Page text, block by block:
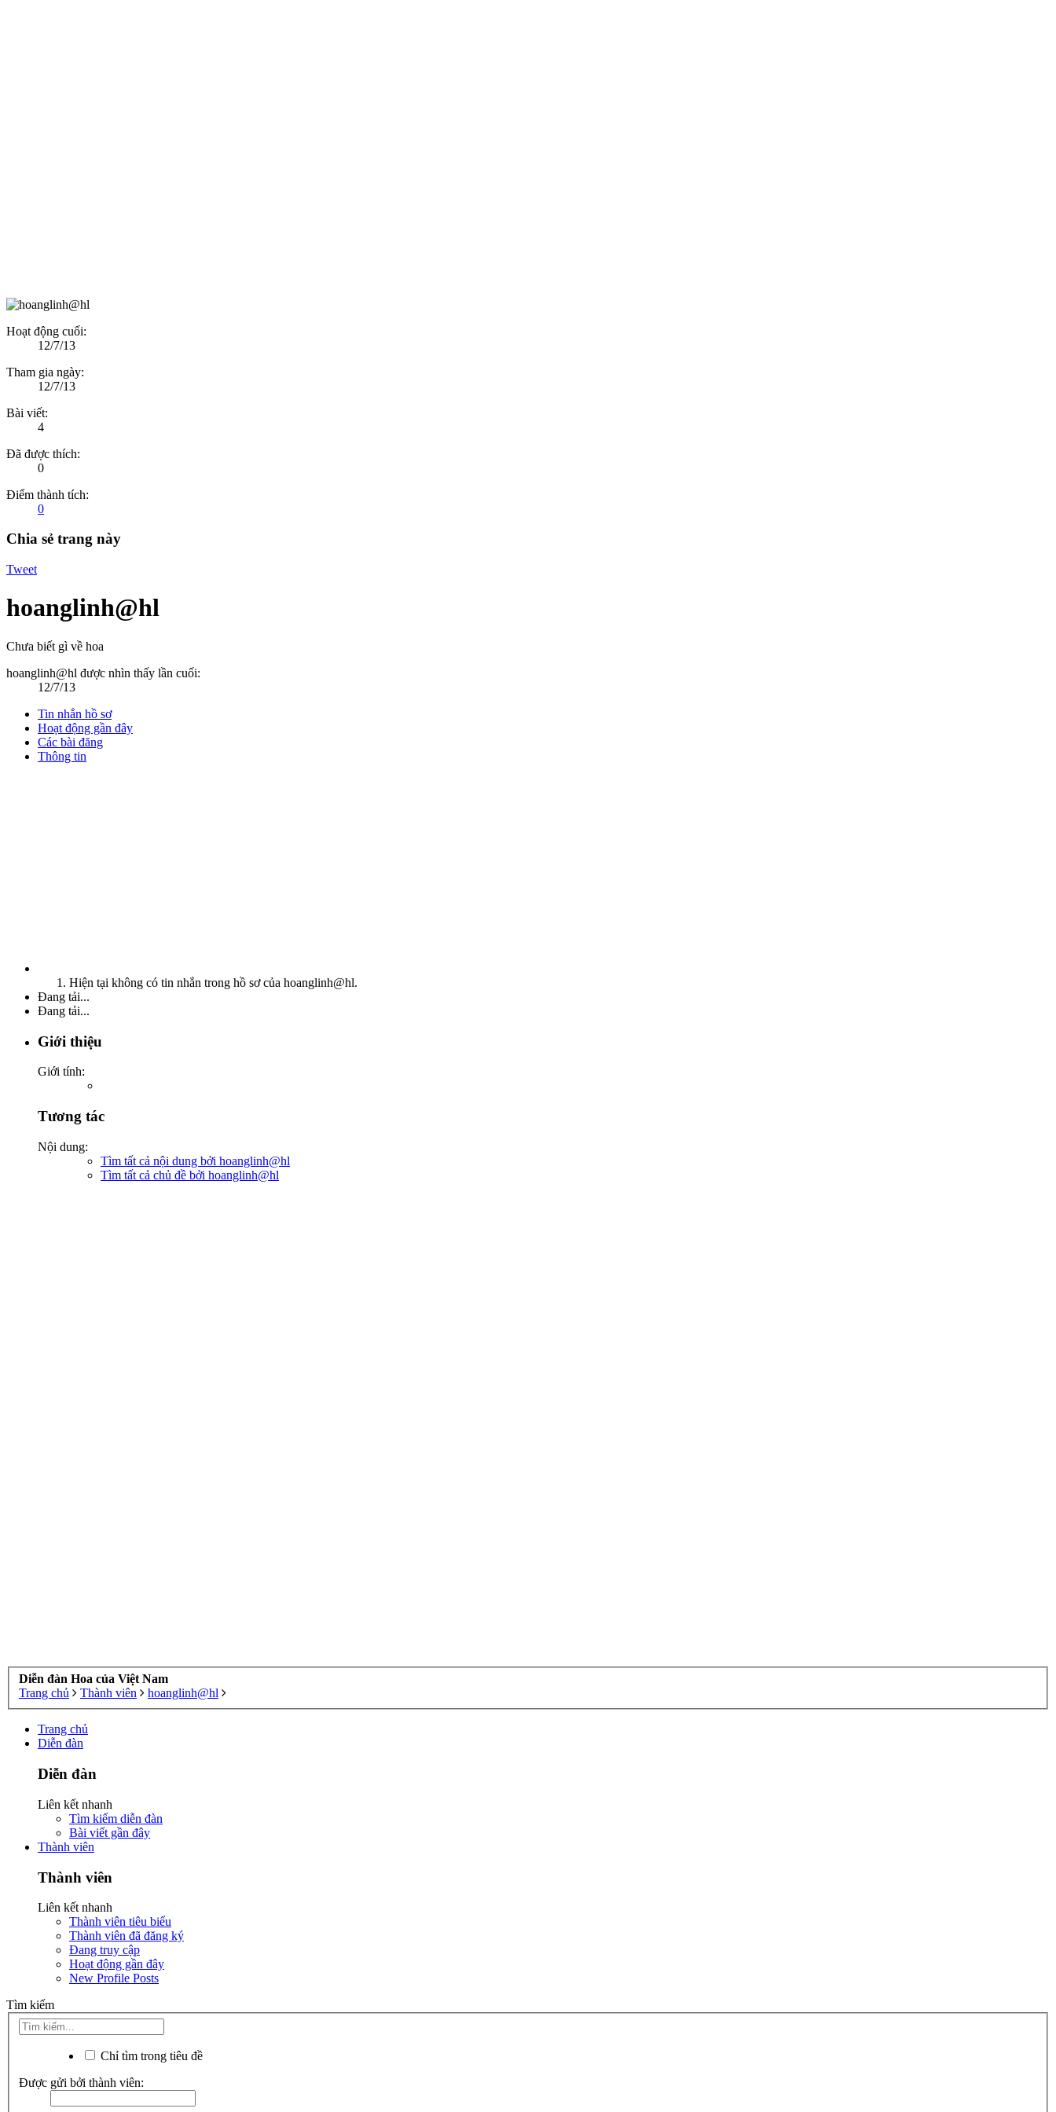
Hoạt động cuối:
12/7/13
Tham gia ngày:
12/7/13
Bài viết:
4
Đã được thích:
0
Điểm thành tích:
0
Chia sẻ trang này
Tweet
hoanglinh@hl
Chưa biết gì về hoa
hoanglinh@hl được nhìn thấy lần cuối:
12/7/13
Tin nhắn hồ sơ
Hoạt động gần đây
Các bài đăng
Thông tin
Hiện tại không có tin nhắn trong hồ sơ của hoanglinh@hl.
Đang tải...
Đang tải...
Giới thiệu
Giới tính:
Tương tác
Nội dung:
Tìm tất cả nội dung bởi hoanglinh@hl
Tìm tất cả chủ đề bởi hoanglinh@hl
Diễn đàn Hoa của Việt Nam
Trang chủ
Thành viên hoanglinh@hl
Trang chủ
Diễn đàn
Diễn đàn
Liên kết nhanh
Tìm kiếm diễn đàn
Bài viết gần đây
Thành viên
Thành viên
Liên kết nhanh
Thành viên tiêu biểu
Thành viên đã đăng ký
Đang truy cập
Hoạt động gần đây
New Profile Posts
Tìm kiếm
Chỉ tìm trong tiêu đề
Được gửi bởi thành viên: